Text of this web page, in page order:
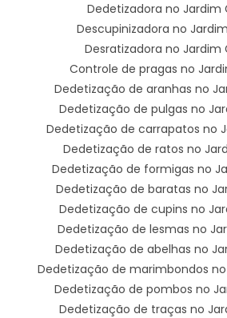
Dedetizadora no Jardim
Descupinizadora no
Desratizadora no Jardim
Controle de pragas no
Dedetização de aranhas no
Dedetização de pulgas no
Dedetização de carrapatos no
Dedetização de ratos no
Dedetização de formigas no
Dedetização de baratas no
Dedetização de cupins no
Dedetização de lesmas no
Dedetização de abelhas no
Dedetização de marimbondos
Dedetização de pombos no
Dedetização de traças no